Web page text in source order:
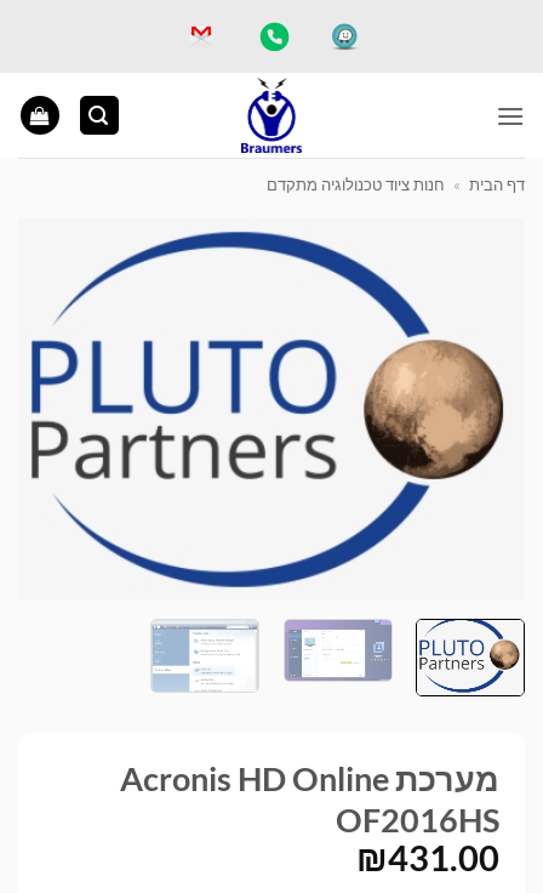
דף הבית » חנות ציוד טכנולוגיה מתקדם
מערכת Acronis HD Online
OF2016HS
₪431.00